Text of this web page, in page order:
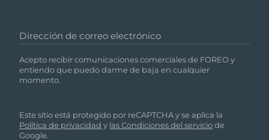
Dirección de correo electrónico
Acepto recibir comunicaciones comerciales de FOREO y
entiendo que puedo darme de baja en cualquier
momento.
Este sitio está protegido por reCAPTCHA y se aplica la
Política de privacidad y las Condiciones del serviciode
Google.